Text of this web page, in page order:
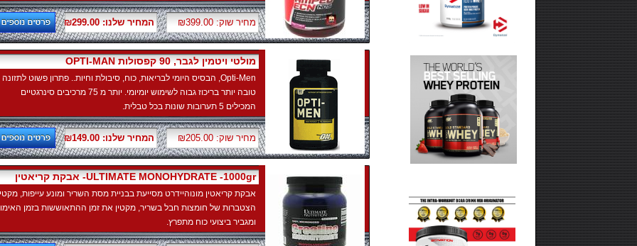
המחיר שלנו: ₪299.00 מחיר שוק: ₪399.00
OPTI-MAN מולטי ויטמין לגבר, 90 קפסולות
Opti-Men, הבסיס היומי לבריאות, כוח, סיבולת וחיות.. פתרון פשוט לתזונה
טובה יותר בריכוז גבוה לשימוש יומיומי. יותר מ 75 מרכיבים סינרגטיים
המכילים 5 תערובות שונות בכל טבלית.
המחיר שלנו: ₪149.00 מחיר שוק: ₪205.00
אבקת קריאטין -ULTIMATE MONOHYDRATE -1000gr
אבקת קריאטין מונוהיידרט מסייעת בבניית מסת השריר ומונע עייפות,
הצטברות של חומצות חבל בשריר, מקטין את זמן ההתאוששות בזמן
ומגביר ביצועי כוח מתפרץ.